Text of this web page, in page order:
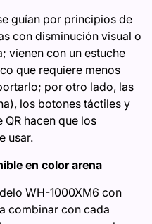
guían por principios de
con disminución visual o
vienen con un estuche
que requiere menos
por otro lado, las
los botones táctiles y
hacen que los
usar.
en color arena
WH-1000XM6 con
combinar con cada